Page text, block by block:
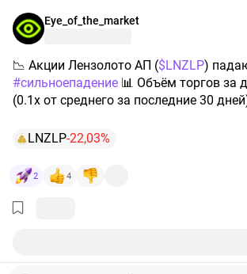
Eye_of_the_market
📉 Акции Лензолото АП ($LNZLP)
#сильноепадение 📊 Объём торгов за
(0.1x от среднего за последние 30
LNZLP-22,03%
2 4